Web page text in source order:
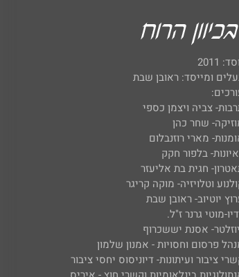
2011
ומייסד: ראובן שבת
צביה ויצמן כספי
שחר כהן
מארי רוזנבלום
בלפור חקק
חגית בת אליעזר
וטלויזיה- מוקה קריגר
יוטיוב- ראובן שבת
מוטי גרנר ז"ל.
אסנת יששכרוף
פרסום וחסויות - אמנון שלמון
ציבור ועיתונות- דיוניסוס יחסי ציבור